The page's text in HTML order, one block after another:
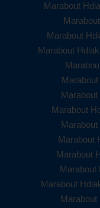
Marabout
Marabout
Marabout
Marabout
Marabout
Marabout
Marabout
Marabout
Marabout